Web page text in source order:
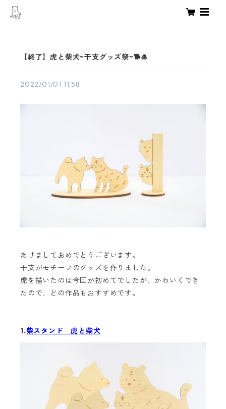
【終了】虎と柴犬~干支グッズ祭~🐕🎍
2022/01/01 11:58
あけましておめでとうございます。
干支がモチーフのグッズを作りました。
虎を描いたのは今回が初めてでしたが、かわいくでき
たので、どの作品もおすすめです。
1.柴スタンド 虎と柴犬